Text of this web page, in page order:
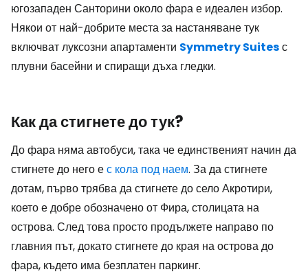
югозападен Санторини около фара е идеален избор.
Някои от най-добрите места за настаняване тук
включват луксозни апартаменти Symmetry Suitesс
плувни басейни и спиращи дъха гледки.
Как да стигнете до тук?
До фара няма автобуси, така че единственият начин да
стигнете до него ес кола под наем. За да стигнете
дотам, първо трябва да стигнете до село Акротири,
което е добре обозначено от Фира, столицата на
острова. След това просто продължете направо по
главния път, докато стигнете до края на острова до
фара, където има безплатен паркинг.